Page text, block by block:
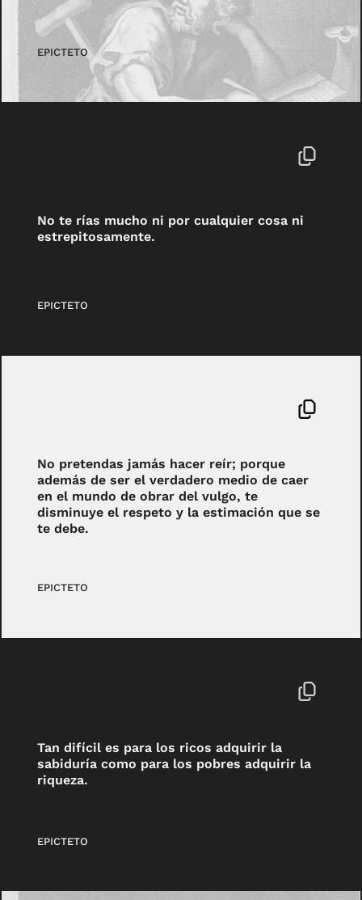
EPICTETO
No te rías mucho ni por cualquier cosa ni
estrepitosamente.
EPICTETO
No pretendas jamás hacer reír; porque
además de ser el verdadero medio de caer
en el mundo de obrar del vulgo, te
disminuye el respeto y la estimación que se
te debe.
EPICTETO
Tan difícil es para los ricos adquirir la
sabiduría como para los pobres adquirir la
riqueza.
EPICTETO